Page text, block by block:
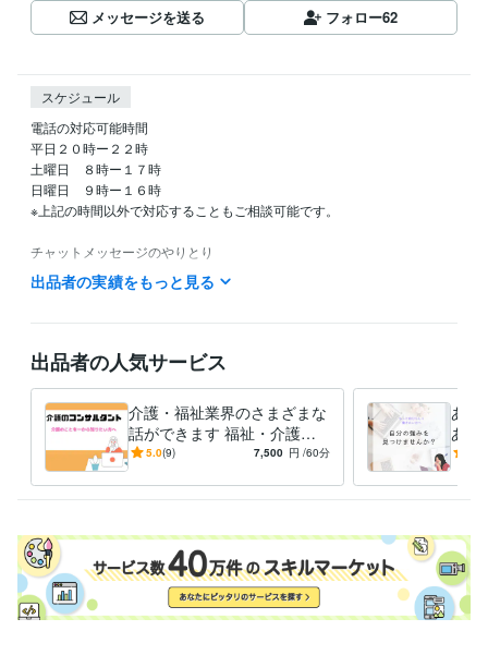
メッセージを送る
フォロー62
スケジュール
電話の対応可能時間
平日２０時ー２２時
土曜日　８時ー１７時
日曜日　９時ー１６時
※上記の時間以外で対応することもご相談可能です。
チャットメッセージのやりとり
基本的には
平日　２０時～のみ
電話の受付に関しましては、ココナラの通話での対応のみとなっており
ます。
DMは２４時間受け付けています。
経験職種
ライフスタイル・その他 / カウンセラー・コーチ 経験年数 : 1年
職歴
資格・検定
ケアマネジャー（介護支援専門員） 取得年 : 2012年
介護福祉士 取得年 : 2007年
出品者の実績をもっと見る
出品者の人気サービス
介護・福祉業界のさまざまな
話ができます 福祉・介護業
界についてリサーチしたい方
5.0(9) 7,500 円 /60分
あな
あな
な働